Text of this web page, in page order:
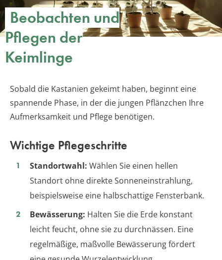
Beobachten und
Pflegen der
Keimlinge
Sobald die Kastanien gekeimt haben, beginnt eine
spannende Phase, in der die jungen Pflänzchen Ihre
Aufmerksamkeit und Pflege benötigen.
Wichtige Pflegeschritte
Standortwahl: Wählen Sie einen hellen
Standort ohne direkte Sonneneinstrahlung,
beispielsweise eine halbschattige Fensterbank.
Bewässerung: Halten Sie die Erde konstant
leicht feucht, ohne sie zu durchnässen. Eine
regelmäßige, maßvolle Bewässerung fördert